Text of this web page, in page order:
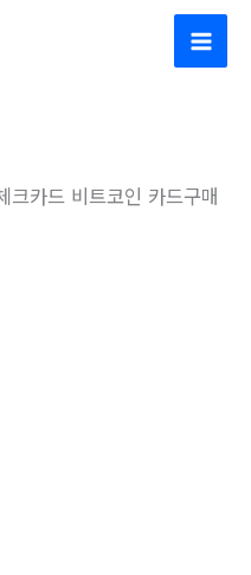
Main
카드 비트코인 카드구매